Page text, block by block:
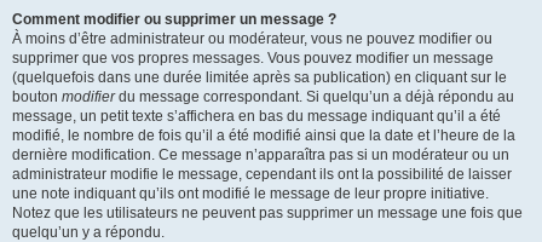
Comment modifier ou supprimer un message ?
À moins d’être administrateur ou modérateur, vous ne pouvez modifier ou
supprimer que vos propres messages. Vous pouvez modifier un message
(quelquefois dans une durée limitée après sa publication) en cliquant sur le
bouton modifierdu message correspondant. Si quelqu’un a déjà répondu au
message, un petit texte s’affichera en bas du message indiquant qu’il a été
modifié, le nombre de fois qu’il a été modifié ainsi que la date et l’heure de la
dernière modification. Ce message n’apparaîtra pas si un modérateur ou un
administrateur modifie le message, cependant ils ont la possibilité de laisser
une note indiquant qu’ils ont modifié le message de leur propre initiative.
Notez que les utilisateurs ne peuvent pas supprimer un message une fois que
quelqu’un y a répondu.